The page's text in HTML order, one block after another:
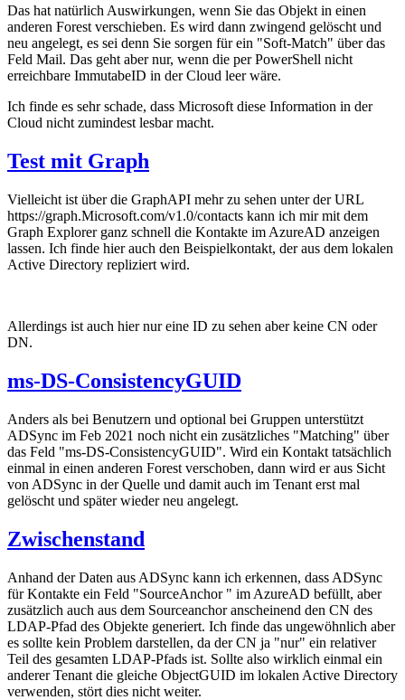
Das hat natürlich Auswirkungen, wenn Sie das Objekt in einen
anderen Forest verschieben. Es wird dann zwingend gelöscht und
neu angelegt, es sei denn Sie sorgen für ein "Soft-Match" über das
Feld Mail. Das geht aber nur, wenn die per PowerShell nicht
erreichbare ImmutabeID in der Cloud leer wäre.
Ich finde es sehr schade, dass Microsoft diese Information in der
Cloud nicht zumindest lesbar macht.
Test mit Graph
Vielleicht ist über die GraphAPI mehr zu sehen unter der URL
https://graph.Microsoft.com/v1.0/contacts kann ich mir mit dem
Graph Explorer ganz schnell die Kontakte im AzureAD anzeigen
lassen. Ich finde hier auch den Beispielkontakt, der aus dem lokalen
Active Directory repliziert wird.
Allerdings ist auch hier nur eine ID zu sehen aber keine CN oder
DN.
ms-DS-ConsistencyGUID
Anders als bei Benutzern und optional bei Gruppen unterstützt
ADSync im Feb 2021 noch nicht ein zusätzliches "Matching" über
das Feld "ms-DS-ConsistencyGUID". Wird ein Kontakt tatsächlich
einmal in einen anderen Forest verschoben, dann wird er aus Sicht
von ADSync in der Quelle und damit auch im Tenant erst mal
gelöscht und später wieder neu angelegt.
Zwischenstand
Anhand der Daten aus ADSync kann ich erkennen, dass ADSync
für Kontakte ein Feld "SourceAnchor " im AzureAD befüllt, aber
zusätzlich auch aus dem Sourceanchor anscheinend den CN des
LDAP-Pfad des Objekte generiert. Ich finde das ungewöhnlich aber
es sollte kein Problem darstellen, da der CN ja "nur" ein relativer
Teil des gesamten LDAP-Pfads ist. Sollte also wirklich einmal ein
anderer Tenant die gleiche ObjectGUID im lokalen Active Directory
verwenden, stört dies nicht weiter.